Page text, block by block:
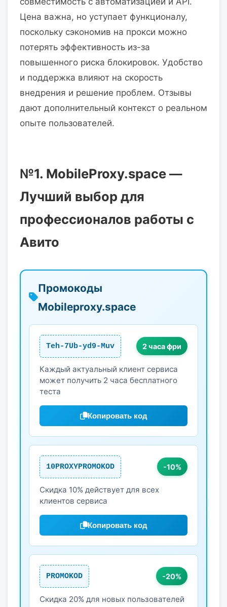
Цена важна, но уступает функционалу,
поскольку сэкономив на прокси можно
потерять эффективность из-за
повышенного риска блокировок. Удобство
и поддержка влияют на скорость
внедрения и решение проблем. Отзывы
дают дополнительный контекст о реальном
опыте пользователей.
№1. MobileProxy.space—
Лучший выбор для
профессионалов работы с
Авито
Промокоды
Mobileproxy.space
Teh-7Ub-yd9-Muv 2 часа фри
Каждый актуальный клиент сервиса
может получить 2 часа бесплатного
теста
Копировать код
10PROXYPROMOKOD -10%
Скидка 10% действует для всех
клиентов сервиса
Копировать код
PROMOKOD -20%
Скидка 20% для новых пользователей